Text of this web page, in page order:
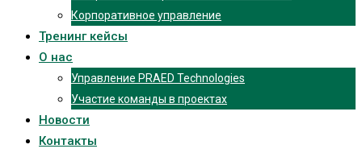
Корпоративное управление
Тренинг кейсы
О нас
Управление PRAED Technologies
Участие команды в проектах
Новости
Контакты